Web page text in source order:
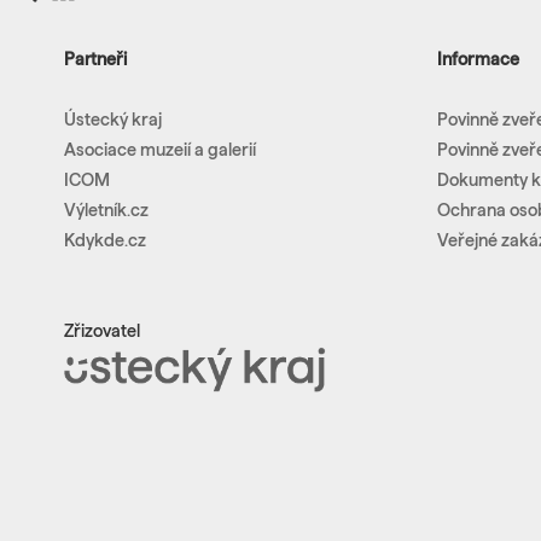
Partneři
Ústecký kraj
Asociace muzeií a galerií
ICOM
Výletník.cz
Kdykde.cz
Zřizovatel
Informace
Povinně
Povinně
Dokumenty
Ochrana
Veřejné